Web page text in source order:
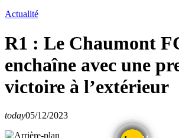
Actualité
R1 : Le Chaumont
enchaîne avec une
victoire à l’extérieur
today05/12/2023